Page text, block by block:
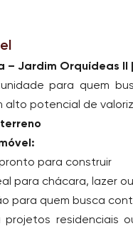
– Jardim Orquídeas II
para quem
alto potencial de
para construir
para chácara, lazer
para quem busca
projetos residenciais